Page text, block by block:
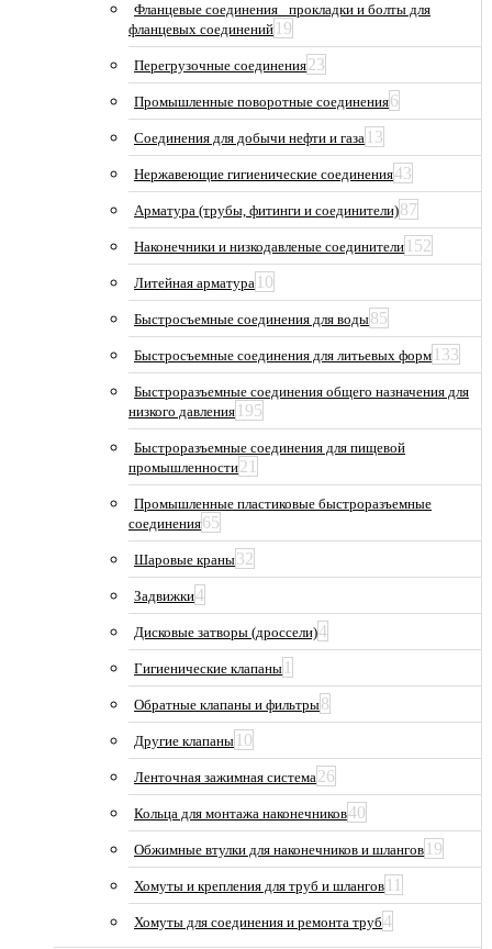
Фланцевые соединения_ прокладки и болты для
фланцевых соединений 19
Перегрузочные соединения23
Промышленные поворотные соединения6
Соединения для добычи нефти и газа 13
Нержавеющие гигиенические соединения43
Арматура (трубы, фитинги и соединители)87
Наконечники и низкодавленые соединители 152
Литейная арматура 10
Быстросъемные соединения для воды85
Быстросъемные соединения для литьевых форм 133
Быстроразъемные соединения общего назначения для
низкого давления 195
Быстроразъемные соединения для пищевой
промышленности21
Промышленные пластиковые быстроразъемные
соединения65
Шаровые краны32
Задвижки4
Дисковые затворы (дроссели)4
Гигиенические клапаны 1
Обратные клапаны и фильтры8
Другие клапаны 10
Ленточная зажимная система26
Кольца для монтажа наконечников40
Обжимные втулки для наконечников и шлангов 19
Хомуты и крепления для труб и шлангов 11
Хомуты для соединения и ремонта труб4